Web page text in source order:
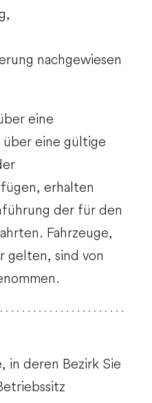
nachgewiesen
eine
eine gültige
erhalten
der für den
Fahrzeuge,
gelten, sind von
.
in deren Bezirk Sie